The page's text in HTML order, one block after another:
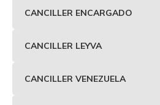
CANCILLER ENCARGADO
CANCILLER LEYVA
CANCILLER VENEZUELA